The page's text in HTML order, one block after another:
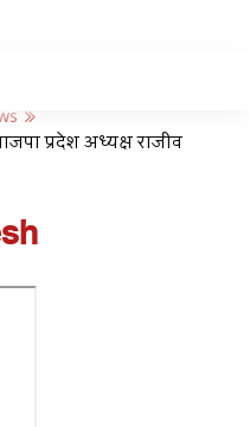
प्रदेश अध्यक्ष राजीव